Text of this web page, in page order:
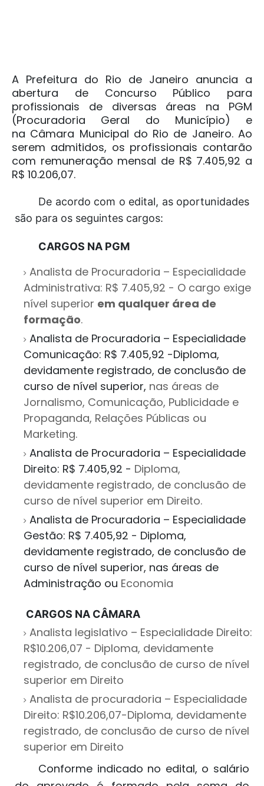
A Prefeitura do Rio de Janeiro anuncia a
abertura de Concurso Público para
profissionais de diversas áreas na PGM
(Procuradoria Geral do Município) e
na Câmara Municipal do Rio de Janeiro. Ao
serem admitidos, os profissionais contarão
com remuneração mensal de R$ 7.405,92 a
R$ 10.206,07.
De acordo com o edital, as oportunidades
são para os seguintes cargos:
CARGOS NA PGM
Analista de Procuradoria – Especialidade
Administrativa: R$ 7.405,92 - O cargo exige
nível superior em qualquer área de
formação.
Analista de Procuradoria – Especialidade
Comunicação: R$ 7.405,92 -Diploma,
devidamente registrado, de conclusão de
curso de nível superior, nas áreas de
Jornalismo, Comunicação, Publicidade e
Propaganda, Relações Públicas ou
Marketing.
Analista de Procuradoria – Especialidade
Direito: R$ 7.405,92 - Diploma,
devidamente registrado, de conclusão de
curso de nível superior em Direito.
Analista de Procuradoria – Especialidade
Gestão: R$ 7.405,92 - Diploma,
devidamente registrado, de conclusão de
curso de nível superior, nas áreas de
Administração ou Economia
CARGOS NA CÂMARA
Analista legislativo – Especialidade Direito:
R$10.206,07 - Diploma, devidamente
registrado, de conclusão de curso de nível
superior em Direito
Analista de procuradoria – Especialidade
Direito: R$10.206,07-Diploma, devidamente
registrado, de conclusão de curso de nível
superior em Direito
Conforme indicado no edital, o salário